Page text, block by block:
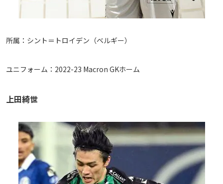
所属：シント＝トロイデン（ベルギー）
ユニフォーム：2022-23 Macron GKホーム
上田綺世